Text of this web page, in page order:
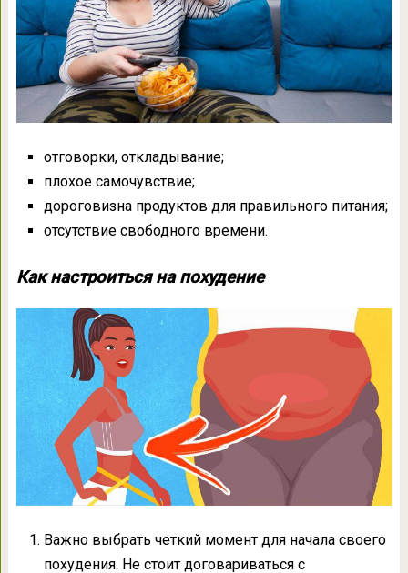
отговорки, откладывание;
плохое самочувствие;
дороговизна продуктов для правильного питания;
отсутствие свободного времени.
Как настроиться на похудение
Важно выбрать четкий момент для начала своего
похудения. Не стоит договариваться с